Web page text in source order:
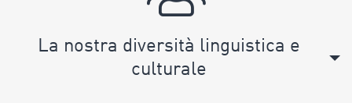
La nostra diversità linguistica e
culturale